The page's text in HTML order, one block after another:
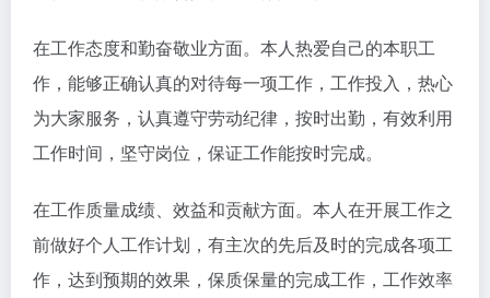
在工作态度和勤奋敬业方面。本人热爱自己的本职工
作，能够正确认真的对待每一项工作，工作投入，热心
为大家服务，认真遵守劳动纪律，按时出勤，有效利用
工作时间，坚守岗位，保证工作能按时完成。
在工作质量成绩、效益和贡献方面。本人在开展工作之
前做好个人工作计划，有主次的先后及时的完成各项工
作，达到预期的效果，保质保量的完成工作，工作效率